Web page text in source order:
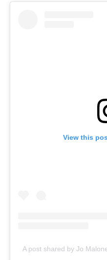
View this
A post shared by Jo